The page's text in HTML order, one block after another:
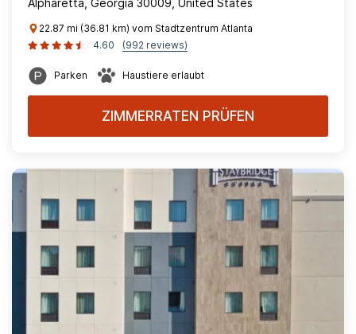
Alpharetta, Georgia 30009, United States
22.87 mi (36.81 km) vom Stadtzentrum Atlanta
4.60
(992 reviews)
Parken Haustiere erlaubt
ZIMMERRATEN PRÜFEN